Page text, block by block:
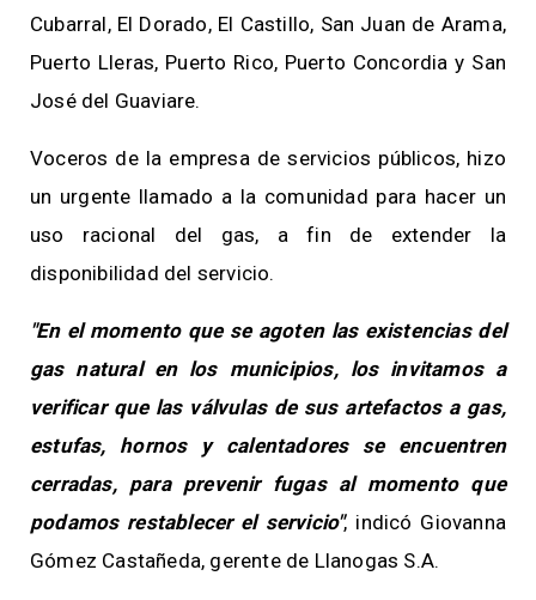
Cubarral, El Dorado, El Castillo, San Juan de Arama,
Puerto Lleras, Puerto Rico, Puerto Concordia y San
José del Guaviare.
Voceros de la empresa de servicios públicos, hizo
un urgente llamado a la comunidad para hacer un
uso racional del gas, a fin de extender la
disponibilidad del servicio.
"En el momento que se agoten las existencias del
gas natural en los municipios, los invitamos a
verificar que las válvulas de sus artefactos a gas,
estufas, hornos y calentadores se encuentren
cerradas, para prevenir fugas al momento que
podamos restablecer el servicio", indicó Giovanna
Gómez Castañeda, gerente de Llanogas S.A.